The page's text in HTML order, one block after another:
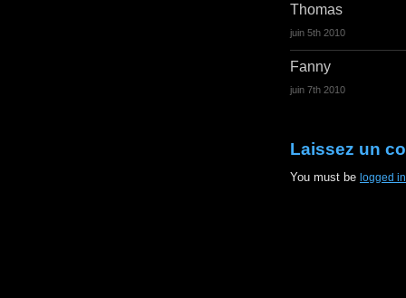
Thomas
juin 5th 2010
Fanny
juin 7th 2010
Laissez un
You must be logged in